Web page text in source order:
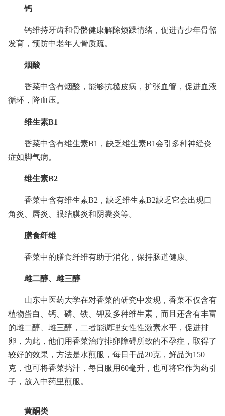
钙
钙维持牙齿和骨骼健康解除烦躁情绪，促进青少年骨骼
发育，预防中老年人骨质疏。
烟酸
香菜中含有烟酸，能够抗糙皮病，扩张血管，促进血液
循环，降血压。
维生素B1
香菜中含有维生素B1，缺乏维生素B1会引多种神经炎
症如脚气病。
维生素B2
香菜中含有维生素B2，缺乏维生素B2缺乏它会出现口
角炎、唇炎、眼结膜炎和阴囊炎等。
膳食纤维
香菜中的膳食纤维有助于消化，保持肠道健康。
雌二醇、雌三醇
山东中医药大学在对香菜的研究中发现，香菜不仅含有
植物蛋白、钙、磷、铁、钾及多种维生素，而且还含有丰富
的雌二醇、雌三醇，二者能调理女性性激素水平，促进排
卵，为此，他们用香菜治疗排卵障碍所致的不孕症，取得了
较好的效果，方法是水煎服，每日干品20克，鲜品为150
克，也可将香菜捣汁，每日服用60毫升，也可将它作为药引
子，放入中药里煎服。
黄酮类